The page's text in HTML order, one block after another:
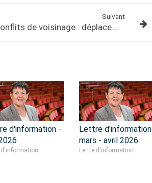
Suivant
Conflits de voisinage : déplacement avec le ministre de la Justice
d'information -
d'information
Lettre d'information
mars - avril 2026
Lettre d'information